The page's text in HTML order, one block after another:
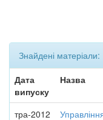
Знайдені матеріали:
Дата
випуску
Назва
тра-2012